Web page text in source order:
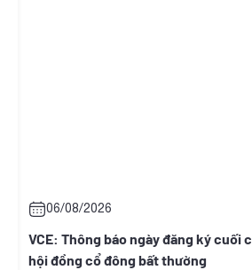
06/08/2026
VCE: Thông báo ngày đăng ký cuối
hội đồng cổ đông bất thường